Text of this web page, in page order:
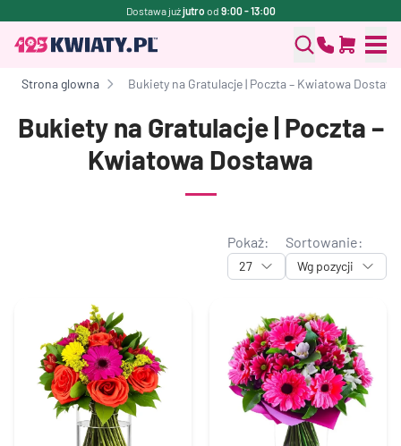
Dostawa jużjutro od 9:00 - 13:00
Strona glowna Bukiety na Gratulacje | Poczta – Kwiatowa Dostawa
Bukiety na Gratulacje | Poczta –
Kwiatowa Dostawa
Pokaż:
27
Sortowanie:
Wg pozycji